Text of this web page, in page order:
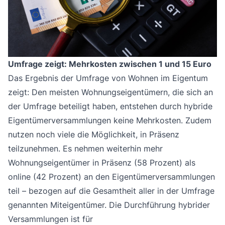
Umfrage zeigt: Mehrkosten zwischen 1 und 15 Euro
Das Ergebnis der Umfrage von Wohnen im Eigentum
zeigt: Den meisten Wohnungseigentümern, die sich an
der Umfrage beteiligt haben, entstehen durch hybride
Eigentümerversammlungen keine Mehrkosten. Zudem
nutzen noch viele die Möglichkeit, in Präsenz
teilzunehmen. Es nehmen weiterhin mehr
Wohnungseigentümer in Präsenz (58 Prozent) als
online (42 Prozent) an den Eigentümerversammlungen
teil – bezogen auf die Gesamtheit aller in der Umfrage
genannten Miteigentümer. Die Durchführung hybrider
Versammlungen ist für